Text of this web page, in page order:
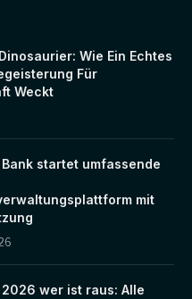
Wie Ein Echtes
Für
Weckt
startet umfassende
mit
2026 wer ist raus: Alle